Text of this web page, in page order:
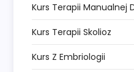
Kurs Terapii Manualnej
Kurs Terapii Skolioz
Kurs Z Embriologii